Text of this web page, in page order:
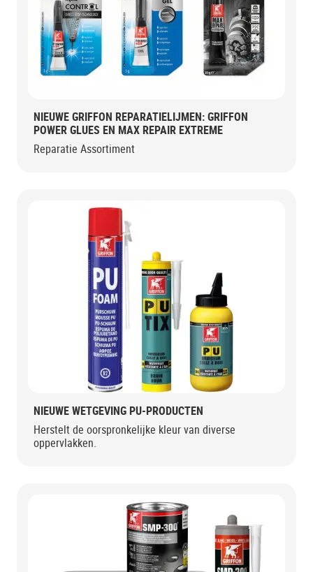
NIEUWE GRIFFON REPARATIELIJMEN: GRIFFON
POWER GLUES EN MAX REPAIR EXTREME
Reparatie Assortiment
NIEUWE WETGEVING PU-PRODUCTEN
Herstelt de oorspronkelijke kleur van diverse
oppervlakken.